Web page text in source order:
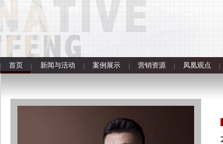
首页 新闻与活动 案例展示 营销资源 凤凰观点